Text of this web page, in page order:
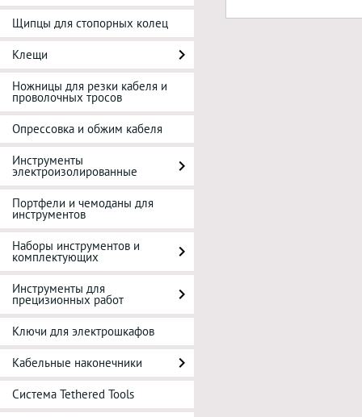
Щипцы для стопорных колец
Клещи
Ножницы для резки кабеля и
проволочных тросов
Опрессовка и обжим кабеля
Инструменты
электроизолированные
Портфели и чемоданы для
инструментов
Наборы инструментов и
комплектующих
Инструменты для
прецизионных работ
Ключи для электрошкафов
Кабельные наконечники
Система Tethered Tools